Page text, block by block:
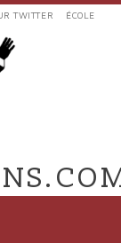
TWITTER ÉCOLE